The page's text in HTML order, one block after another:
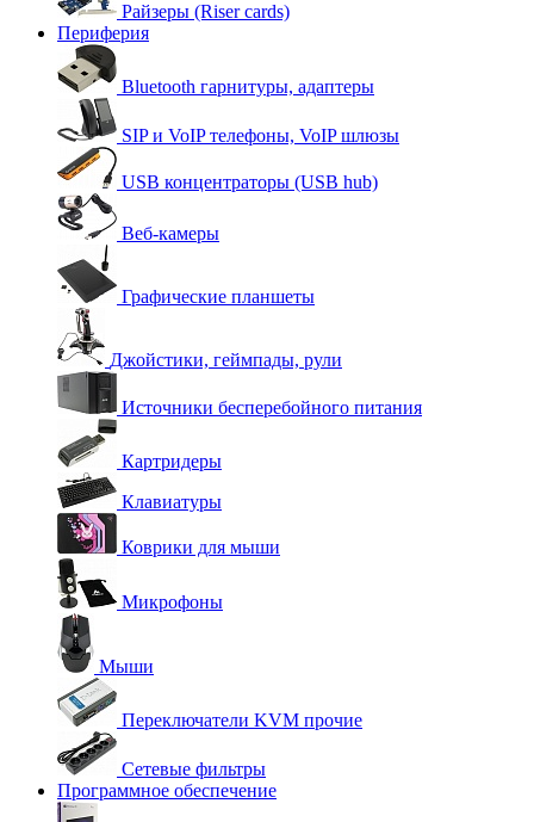
Райзеры (Riser cards)
Периферия
Bluetooth гарнитуры, адаптеры
SIP и VoIP телефоны, VoIP шлюзы
USB концентраторы (USB hub)
Веб-камеры
Графические планшеты
Джойстики, геймпады, рули
Источники бесперебойного питания
Картридеры
Клавиатуры
Коврики для мыши
Микрофоны
Мыши
Переключатели KVM прочие
Сетевые фильтры
Программное обеспечение